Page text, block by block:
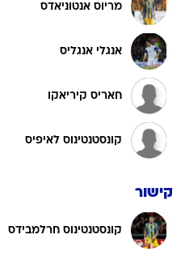
מריוס אנטוניאדס
אנגלי אנגליס
חאריס קיריאקו
קונסטנטינוס לאיפיס
קישור
קונסטנטינוס חרלמבידס